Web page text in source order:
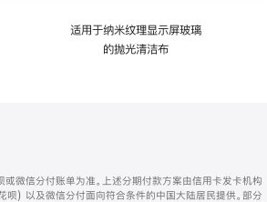
适用于纳米纹理显示屏玻璃
的抛光清洁布
微信分付账单为准。上述分期付款方案由信用卡发卡机构
呗) 以及微信分付面向符合条件的中国大陆居民提供。部分